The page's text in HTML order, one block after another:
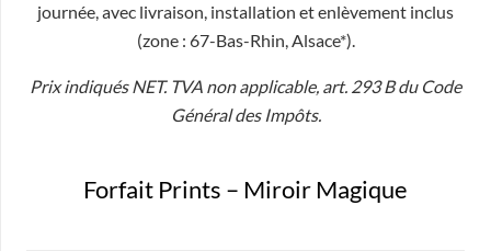
journée, avec livraison, installation et enlèvement inclus
(zone : 67-Bas-Rhin, Alsace*).
Prix indiqués NET. TVA non applicable, art. 293 B du Code
Général des Impôts.
Forfait Prints – Miroir Magique